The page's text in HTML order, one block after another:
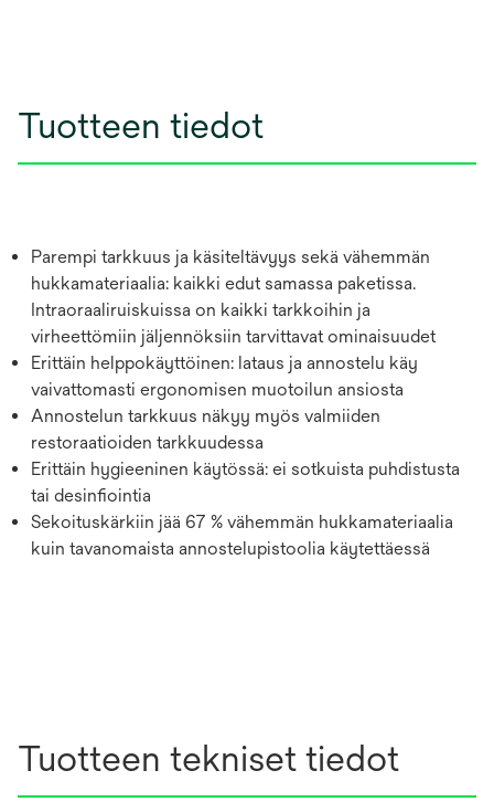
Tuotteen tiedot
Parempi tarkkuus ja käsiteltävyys sekä vähemmän
hukkamateriaalia: kaikki edut samassa paketissa.
Intraoraaliruiskuissa on kaikki tarkkoihin ja
virheettömiin jäljennöksiin tarvittavat ominaisuudet
Erittäin helppokäyttöinen: lataus ja annostelu käy
vaivattomasti ergonomisen muotoilun ansiosta
Annostelun tarkkuus näkyy myös valmiiden
restoraatioiden tarkkuudessa
Erittäin hygieeninen käytössä: ei sotkuista puhdistusta
tai desinfiointia
Sekoituskärkiin jää 67 % vähemmän hukkamateriaalia
kuin tavanomaista annostelupistoolia käytettäessä
Tuotteen tekniset tiedot